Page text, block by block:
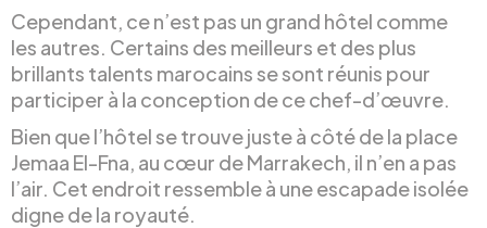
Cependant, ce n’est pas un grand hôtel comme
les autres. Certains des meilleurs et des plus
brillants talents marocains se sont réunis pour
participer à la conception de ce chef-d’œuvre.
Bien que l’hôtel se trouve juste à côté de la place
Jemaa El-Fna, au cœur de Marrakech, il n’en a pas
l’air. Cet endroit ressemble à une escapade isolée
digne de la royauté.